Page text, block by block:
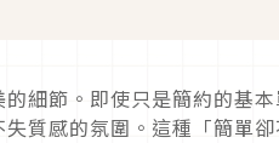
細節。即使只是簡約的基
質感的氛圍。這種「簡單